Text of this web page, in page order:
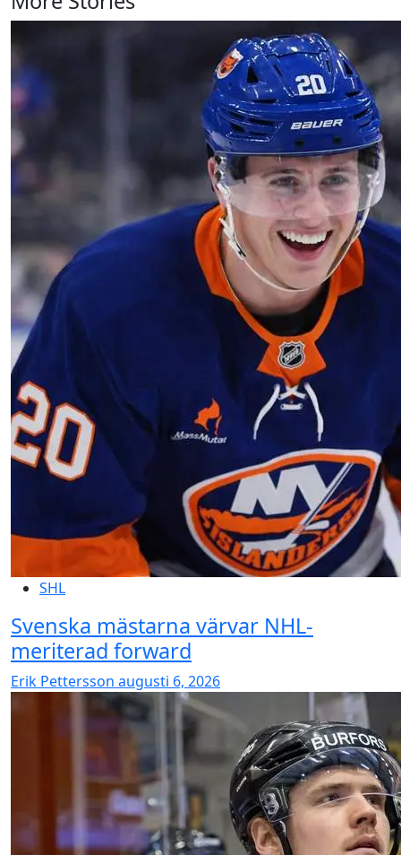
SHL
Svenska mästarna värvar NHL-
meriterad forward
Erik Pettersson augusti 6, 2026